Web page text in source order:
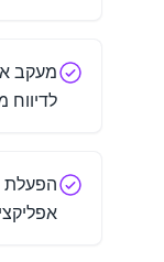
מעקב
לדיווח
הפעלת